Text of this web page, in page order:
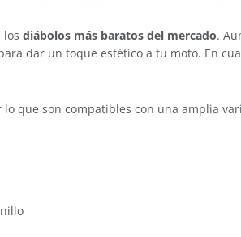
los diábolos más baratos del mercado.
dar un toque estético a tu moto. En
lo que son compatibles con una amplia